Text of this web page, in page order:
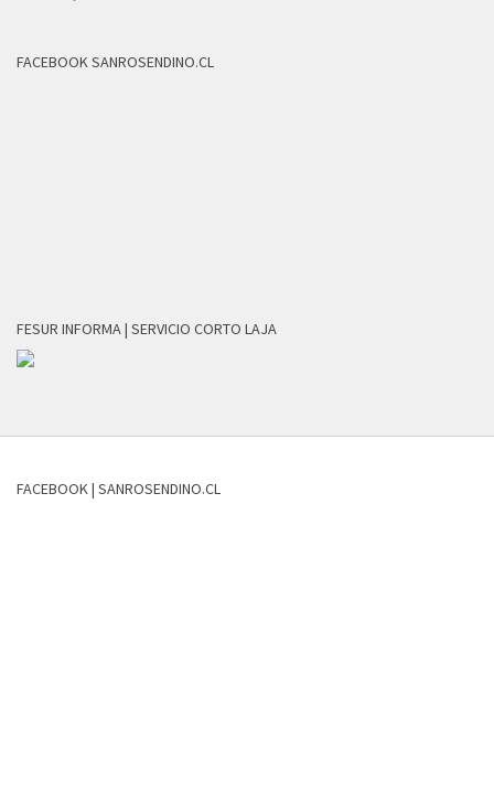
FACEBOOK SANROSENDINO.CL
FESUR INFORMA | SERVICIO CORTO LAJA
FACEBOOK | SANROSENDINO.CL